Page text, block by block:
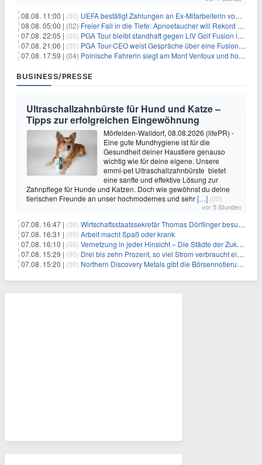
08.08. 11:00 | (00) UEFA bestätigt Zahlungen an Ex-Mitarbeiterin von Infantino
08.08. 05:00 | (02) Freier Fall in die Tiefe: Apnoetaucher will Rekord brechen
07.08. 22:05 | (00) PGA Tour bleibt standhaft gegen LIV Golf Fusion in einem sich wandelnden Sportumfeld
07.08. 21:06 | (00) PGA Tour-CEO weist Gespräche über eine Fusion mit LIV Golf zurück und bekräftigt die Wettbewerbslandschaft
07.08. 17:59 | (04) Polnische Fahrerin siegt am Mont Ventoux und holt Tour-Gelb
BUSINESS/PRESSE
Ultraschallzahnbürste für Hund und Katze –
Tipps zur erfolgreichen Eingewöhnung
Mörfelden-Walldorf, 08.08.2026 (lifePR) -
Eine gute Mundhygiene ist für die
Gesundheit deiner Haustiere genauso
wichtig wie für deine eigene. Unsere
emmi-pet Ultraschallzahnbürste bietet
eine sanfte und effektive Lösung zur
Zahnpflege für Hunde und Katzen. Doch wie gewöhnst du deine
tierischen Freunde an unser hochmodernes und sehr[…] (00)
vor 5 Stunden
07.08. 16:47 | (00) Wirtschaftsstaatssekretär Thomas Dörflinger besucht Handwerksbetrieb im Kammerbezirk Freiburg
07.08. 16:31 | (00) Arbeit macht Spaß oder krank
07.08. 16:10 | (00) Vernetzung in jeder Hinsicht – Die Städte der Zukunft sind grün-blau
07.08. 15:29 | (00) Drei bis zehn Prozent, so viel Strom verbraucht ein Aufzug im Gebäude
07.08. 15:20 | (00) Northern Discovery Metals gibt die Börsennotierung an der Frankfurter Wertpapierbörse bekannt